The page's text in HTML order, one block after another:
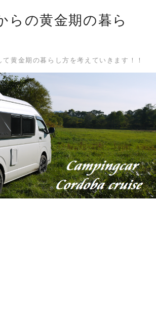
らの黄金期の暮ら
黄金期の暮らし方を考えていきます！！